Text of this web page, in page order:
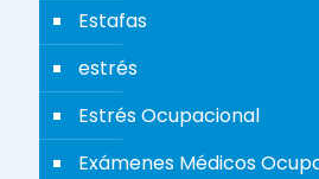
Estafas
estrés
Estrés Ocupacional
Exámenes Médicos